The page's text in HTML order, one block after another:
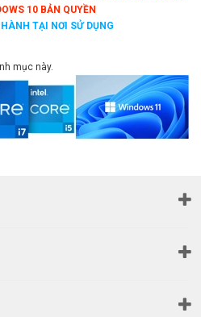
10 BẢN QUYỀN
TẠI NƠI SỬ DỤNG
mục này.